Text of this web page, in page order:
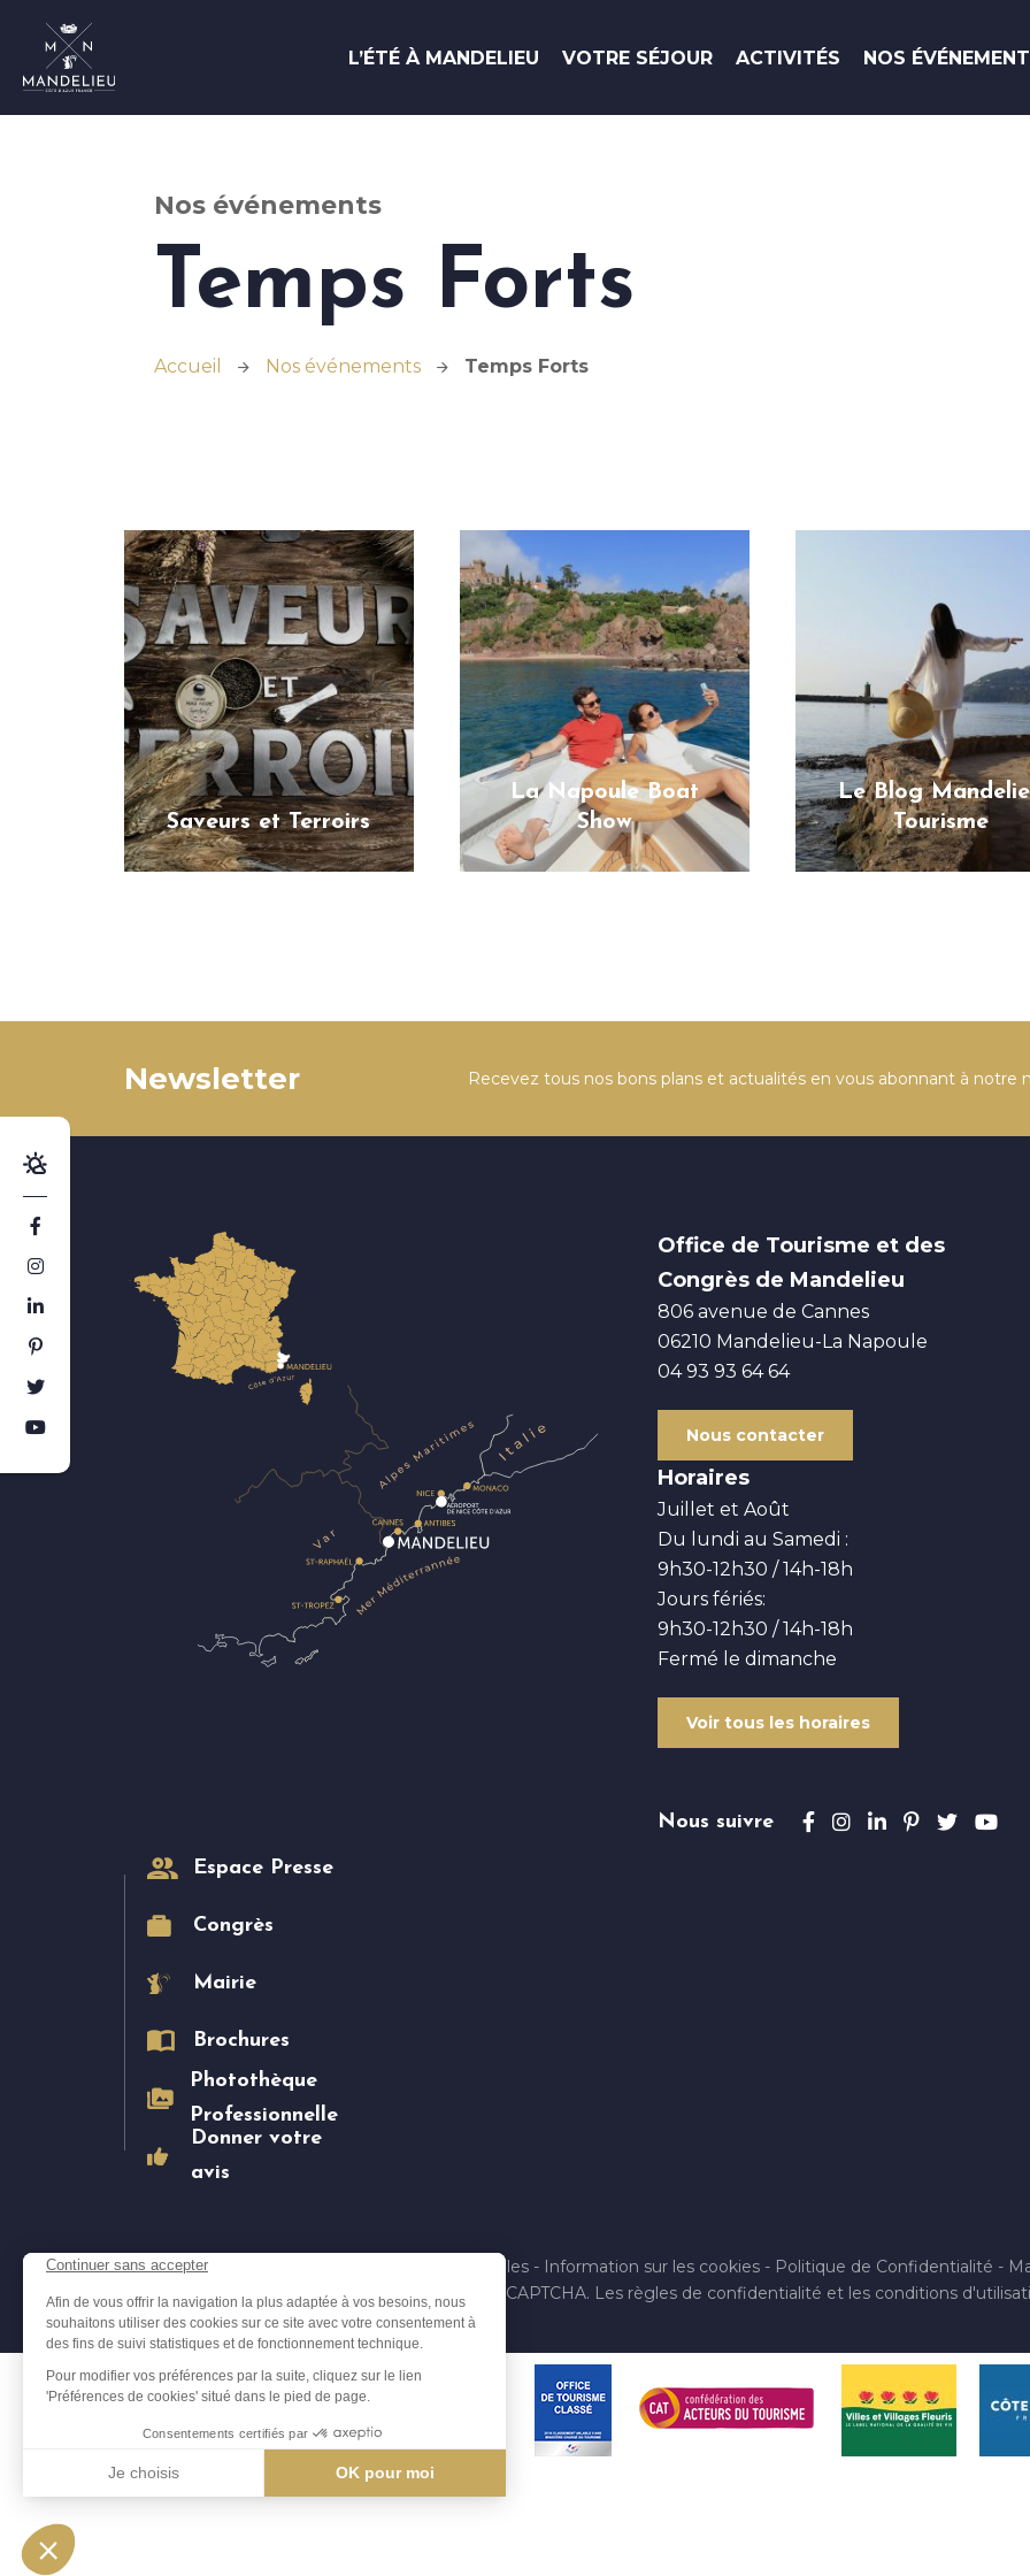
L’ÉTÉ À MANDELIEU VOTRE SÉJOUR ACTIVITÉS NOS
Nos événements
Temps Forts
Accueil Nos événements Temps Forts
Météo
Suivez-nous sur Facebook
Suivez-nous sur Instagram
Suivez-nous sur Linkedin
Suivez-nous sur Pinterest
Suivez-nous sur Twitter
Suivez-nous sur Youtube
Saveurs et Terroirs
La Napoule Boat
Show
Le Blog
Tourisme
Newsletter Recevez tous nos bons plans et actualités en vous abonnant à notre
Office de Tourisme et des
Congrès de Mandelieu
806 avenue de Cannes
06210 Mandelieu-La Napoule
04 93 93 64 64
Nous contacter
Horaires
Juillet et Août
Du lundi au Samedi :
9h30-12h30 / 14h-18h
Jours fériés:
9h30-12h30 / 14h-18h
Fermé le dimanche
Voir tous les horaires
Nous suivre Suivez-nous sur
Suivez-nous sur
Suivez-nous
Suivez-
Espace Presse
Congrès
Mairie
Brochures
Photothèque
Professionnelle
Donner votre
avis
Mentions légales - Information sur les cookies - Politique de Confidentialité -
Ce site est protégé par reCAPTCHA. Les règles de confidentialité et les conditions